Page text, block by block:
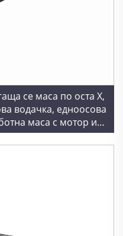
се маса по оста X,
водачка, едноосова
маса с мотор и